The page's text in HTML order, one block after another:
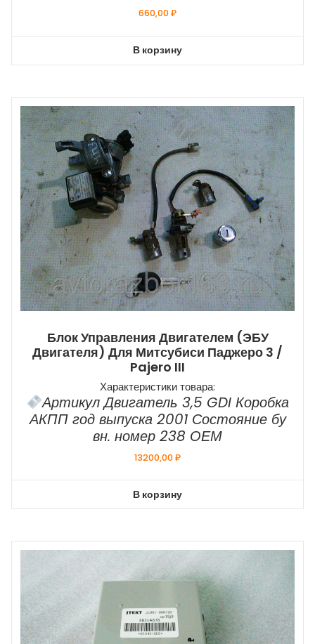
660,00₽
В корзину
Блок Управления Двигателем (ЭБУ
Двигателя) Для Митсубиси Паджеро 3 /
Pajero III
Характеристики товара:
Артикул Двигатель 3,5 GDI Коробка
АКПП год выпуска 2001 Состояние бу
вн. номер 238 ОЕМ
13200,00₽
В корзину